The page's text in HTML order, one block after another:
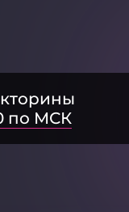
по МСК